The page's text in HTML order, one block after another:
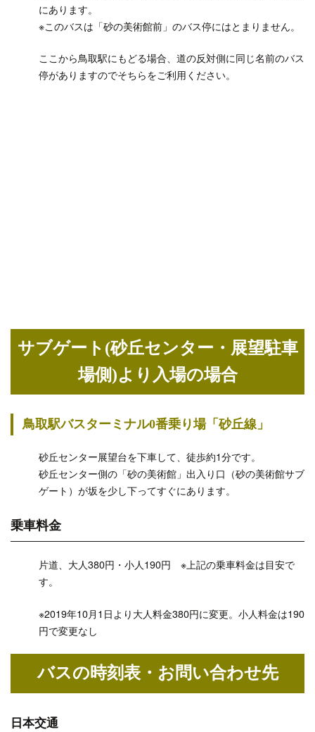
にあります。
※このバスは「砂の美術館前」のバス停にはとまりません。
ここから鳥取駅にもどる場合、道の反対側に同じ名前のバス
停がありますのでそちらをご利用ください。
サブゲート(砂丘センター・展望駐車
場側)より入場の場合
鳥取駅バスターミナル0番乗り場「砂丘線」
砂丘センター展望台を下車して、徒歩約1分です。
砂丘センター側の「砂の美術館」出入り口（砂の美術館サブ
ゲート）が坂を少し下ってすぐにあります。
乗車料金
片道、大人380円・小人190円 ※上記の乗車料金は目安で
す。
※2019年10月1日より大人料金380円に変更。小人料金は190
円で変更なし
バスの時刻表・お問い合わせ先
日本交通